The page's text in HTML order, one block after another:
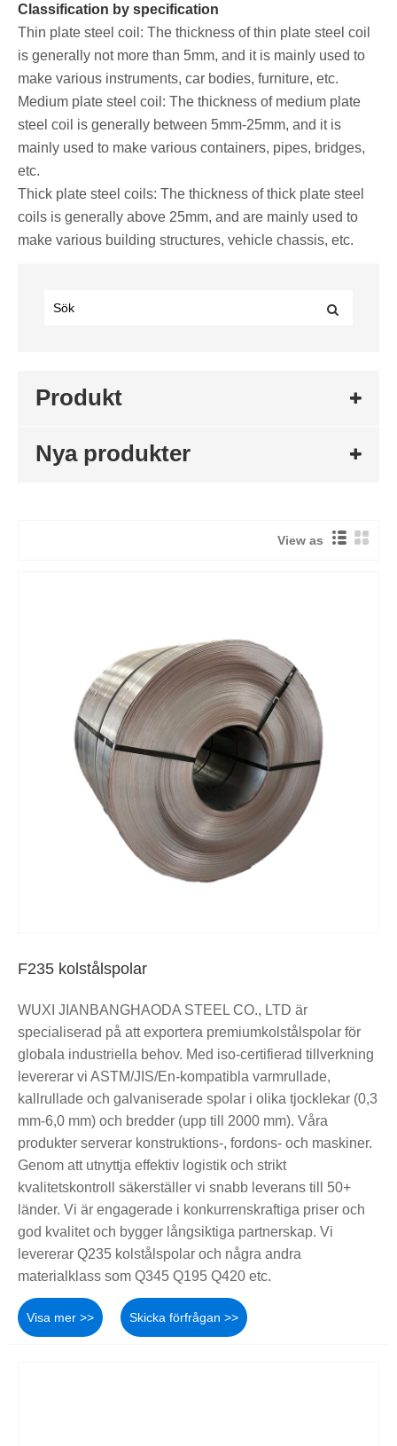
Classification by specification
Thin plate steel coil: The thickness of thin plate steel coil
is generally not more than 5mm, and it is mainly used to
make various instruments, car bodies, furniture, etc.
Medium plate steel coil: The thickness of medium plate
steel coil is generally between 5mm-25mm, and it is
mainly used to make various containers, pipes, bridges,
etc.
Thick plate steel coils: The thickness of thick plate steel
coils is generally above 25mm, and are mainly used to
make various building structures, vehicle chassis, etc.
Produkt
Nya produkter
View as
F235 kolstålspolar
WUXI JIANBANGHAODA STEEL CO., LTD är
specialiserad på att exportera premiumkolstålspolar för
globala industriella behov. Med iso-certifierad tillverkning
levererar vi ASTM/JIS/En-kompatibla varmrullade,
kallrullade och galvaniserade spolar i olika tjocklekar (0,3
mm-6,0 mm) och bredder (upp till 2000 mm). Våra
produkter serverar konstruktions-, fordons- och maskiner.
Genom att utnyttja effektiv logistik och strikt
kvalitetskontroll säkerställer vi snabb leverans till 50+
länder. Vi är engagerade i konkurrenskraftiga priser och
god kvalitet och bygger långsiktiga partnerskap. Vi
levererar Q235 kolstålspolar och några andra
materialklass som Q345 Q195 Q420 etc.
Visa mer >> Skicka förfrågan >>